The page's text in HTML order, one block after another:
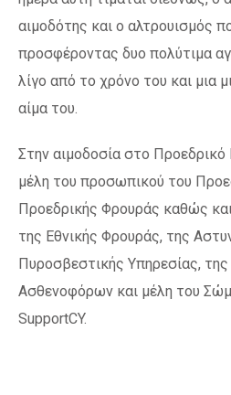
αιμοδότης και ο αλτρουισμός
προσφέροντας δυο πολύτιμα
λίγο από το χρόνο του και μια
αίμα του.
Στην αιμοδοσία στο
μέλη του προσωπικού του
Προεδρικής Φρουράς καθώς
της Εθνικής Φρουράς, της
Πυροσβεστικής Υπηρεσίας,
Ασθενοφόρων και μέλη του
SupportCY.